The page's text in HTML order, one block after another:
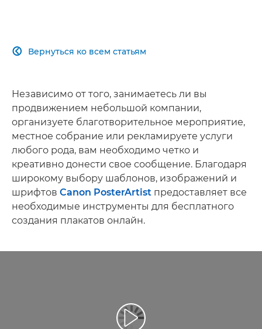
Вернуться ко всем статьям

Независимо от того, занимаетесь ли вы
продвижением небольшой компании,
организуете благотворительное мероприятие,
местное собрание или рекламируете услуги
любого рода, вам необходимо четко и
креативно донести свое сообщение. Благодаря
широкому выбору шаблонов, изображений и
шрифтов Canon PosterArtist предоставляет все
необходимые инструменты для бесплатного
создания плакатов онлайн.
Воспроизведение видео